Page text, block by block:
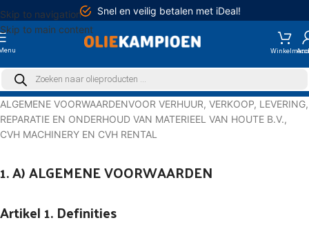
Skip to navigation
Skip to main content
Snel en veilig betalen met iDeal!
ALGEMENE VOORWAARDENVOOR VERHUUR, VERKOOP, LEVERING,
REPARATIE EN ONDERHOUD VAN MATERIEEL VAN HOUTE B.V.,
CVH MACHINERY EN CVH RENTAL
1. A) ALGEMENE VOORWAARDEN
Artikel 1. Definities